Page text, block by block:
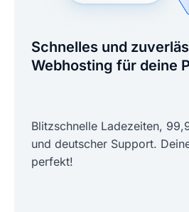
Schnelles und
Webhosting für deine
Blitzschnelle Ladezeiten,
und deutscher Support.
perfekt!